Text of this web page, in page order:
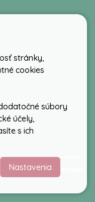
autosedačky,
stránky,
cookies
súbory
účely,
s ich
Nastavenia